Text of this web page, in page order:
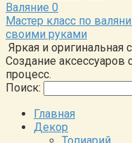
Валяние 0
Мастер класс по
своими руками
Яркая и оригинальная
Создание
процесс.
Поиск:
Главная
Декор